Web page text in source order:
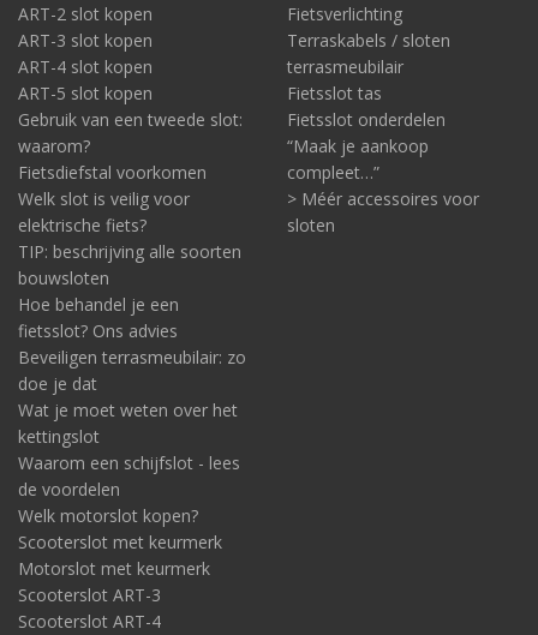
ART-2 slot kopen
ART-3 slot kopen
ART-4 slot kopen
ART-5 slot kopen
Gebruik van een tweede slot:
waarom?
Fietsdiefstal voorkomen
Welk slot is veilig voor
elektrische fiets?
TIP: beschrijving alle soorten
bouwsloten
Hoe behandel je een
fietsslot? Ons advies
Beveiligen terrasmeubilair: zo
doe je dat
Wat je moet weten over het
kettingslot
Waarom een schijfslot - lees
de voordelen
Welk motorslot kopen?
Scooterslot met keurmerk
Motorslot met keurmerk
Scooterslot ART-3
Scooterslot ART-4
Fietsverlichting
Terraskabels / sloten
terrasmeubilair
Fietsslot tas
Fietsslot onderdelen
“Maak je aankoop
compleet…”
> Méér accessoires voor
sloten